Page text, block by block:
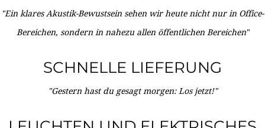
"Ein klares Akustik-Bewustsein sehen wir heute nicht nur in Office-
Bereichen, sondern in nahezu allen öffentlichen Bereichen"
SCHNELLE LIEFERUNG
"Gestern hast du gesagt morgen: Los jetzt!"